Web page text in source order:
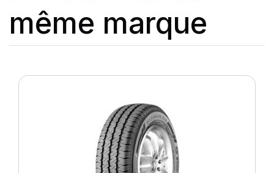
même marque